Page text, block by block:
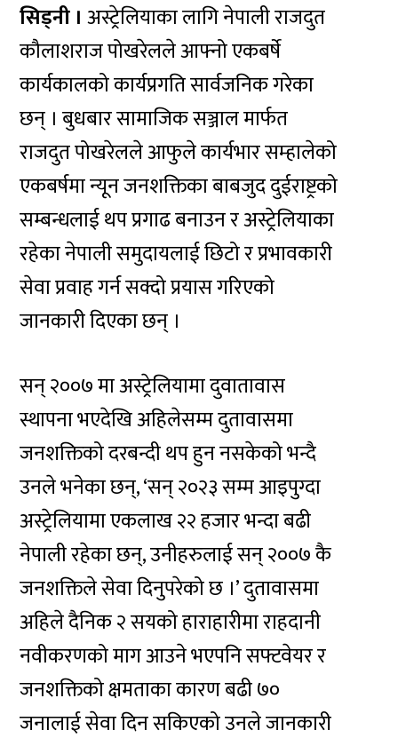
सिड्नी । अस्ट्रेलियाका लागि नेपाली राजदुत
कौलाशराज पोखरेलले आफ्नो एकबर्षे
कार्यकालको कार्यप्रगति सार्वजनिक गरेका
छन् । बुधबार सामाजिक सञ्जाल मार्फत
राजदुत पोखरेलले आफुले कार्यभार सम्हालेको
एकबर्षमा न्यून जनशक्तिका बाबजुद दुईराष्ट्रको
सम्बन्धलाई थप प्रगाढ बनाउन र अस्ट्रेलियाका
रहेका नेपाली समुदायलाई छिटो र प्रभावकारी
सेवा प्रवाह गर्न सक्दो प्रयास गरिएको
जानकारी दिएका छन् ।
सन् २००७ मा अस्ट्रेलियामा दुवातावास
स्थापना भएदेखि अहिलेसम्म दुतावासमा
जनशक्तिको दरबन्दी थप हुन नसकेको भन्दै
उनले भनेका छन्, ‘सन् २०२३ सम्म आइपुग्दा
अस्ट्रेलियामा एकलाख २२ हजार भन्दा बढी
नेपाली रहेका छन्, उनीहरुलाई सन् २००७ कै
जनशक्तिले सेवा दिनुपरेको छ ।’ दुतावासमा
अहिले दैनिक २ सयको हाराहारीमा राहदानी
नवीकरणको माग आउने भएपनि सफ्टवेयर र
जनशक्तिको क्षमताका कारण बढी ७०
जनालाई सेवा दिन सकिएको उनले जानकारी